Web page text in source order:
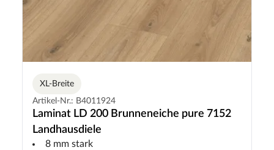
XL-Breite
Artikel-Nr.: B4011924
Laminat LD 200 Brunneneiche pure 7152
Landhausdiele
8 mm stark